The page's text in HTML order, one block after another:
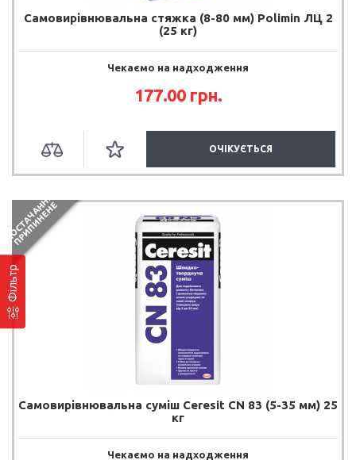
Фільтр
Самовирівнювальна стяжка (8-80 мм) Polimin ЛЦ 2
(25 кг)
Чекаємо на надходження
177.00 грн.
ОЧІКУЄТЬСЯ
П
О
С
Т
А
Ч
А
Н
Н
Я
П
Р
И
П
И
Н
Е
Н
Е
Самовирівнювальна суміш Ceresit CN 83 (5-35 мм) 25
кг
Чекаємо на надходження